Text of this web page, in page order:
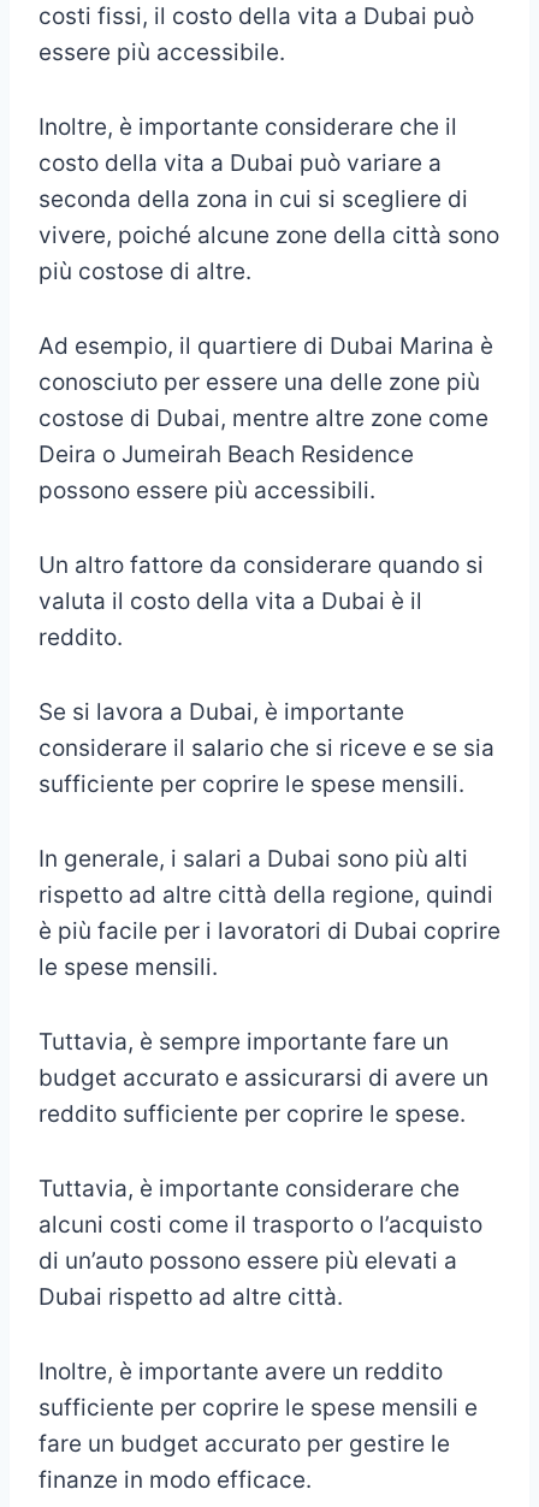
costi fissi, il costo della vita a Dubai può
essere più accessibile.
Inoltre, è importante considerare che il
costo della vita a Dubai può variare a
seconda della zona in cui si scegliere di
vivere, poiché alcune zone della città sono
più costose di altre.
Ad esempio, il quartiere di Dubai Marina è
conosciuto per essere una delle zone più
costose di Dubai, mentre altre zone come
Deira o Jumeirah Beach Residence
possono essere più accessibili.
Un altro fattore da considerare quando si
valuta il costo della vita a Dubai è il
reddito.
Se si lavora a Dubai, è importante
considerare il salario che si riceve e se sia
sufficiente per coprire le spese mensili.
In generale, i salari a Dubai sono più alti
rispetto ad altre città della regione, quindi
è più facile per i lavoratori di Dubai coprire
le spese mensili.
Tuttavia, è sempre importante fare un
budget accurato e assicurarsi di avere un
reddito sufficiente per coprire le spese.
Tuttavia, è importante considerare che
alcuni costi come il trasporto o l’acquisto
di un’auto possono essere più elevati a
Dubai rispetto ad altre città.
Inoltre, è importante avere un reddito
sufficiente per coprire le spese mensili e
fare un budget accurato per gestire le
finanze in modo efficace.